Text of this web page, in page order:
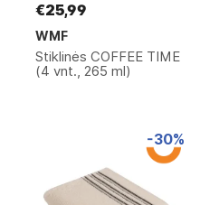
€25,99
WMF
Stiklinės COFFEE TIME
(4 vnt., 265 ml)
-30%